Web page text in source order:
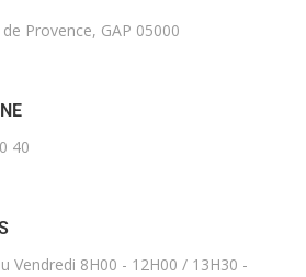
Provence, GAP 05000
40
Vendredi 8H00 - 12H00 / 13H30 -